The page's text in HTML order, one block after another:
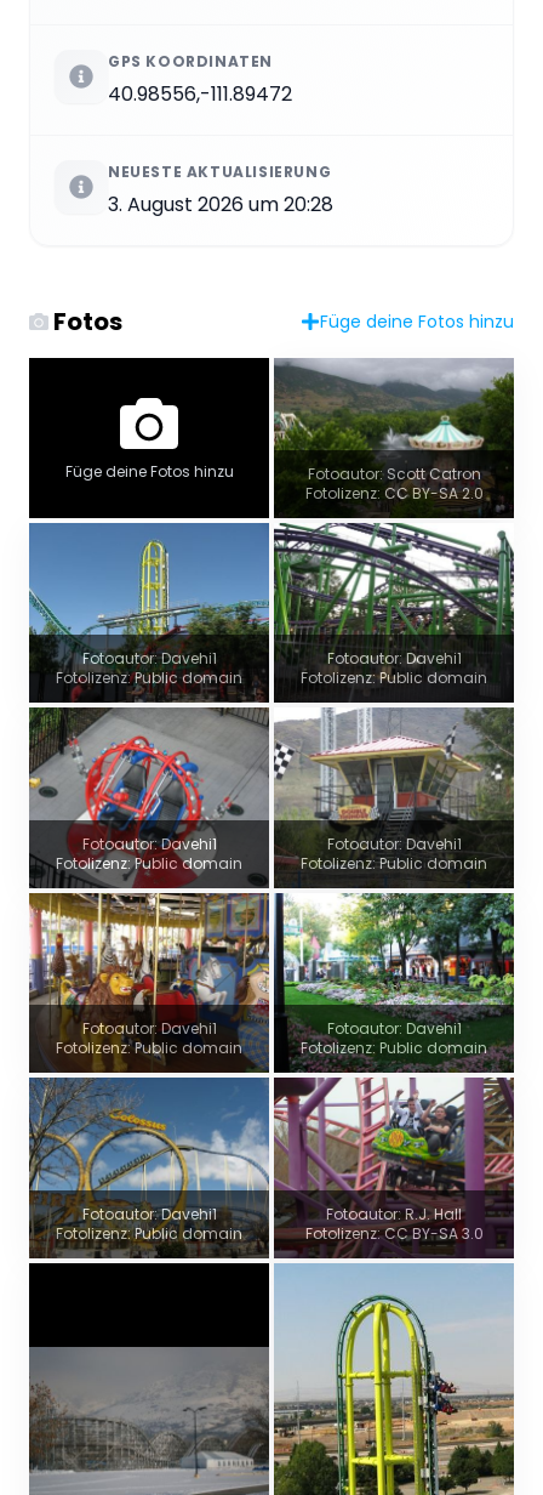
GPS KOORDINATEN
40.98556,-111.89472
NEUESTE AKTUALISIERUNG
3. August 2026 um 20:28
Fotos Füge deine Fotos hinzu
Füge deine Fotos hinzu
Fotoautor: Scott Catron
Fotolizenz: CC BY-SA 2.0
Fotoautor: Davehi1
Fotolizenz: Public domain
Fotoautor: Davehi1
Fotolizenz: Public domain
Fotoautor: Davehi1
Fotolizenz: Public domain
Fotoautor: Davehi1
Fotolizenz: Public domain
Fotoautor: Davehi1
Fotolizenz: Public domain
Fotoautor: Davehi1
Fotolizenz: Public domain
Fotoautor: Davehi1
Fotolizenz: Public domain
Fotoautor: R.J. Hall
Fotolizenz: CC BY-SA 3.0